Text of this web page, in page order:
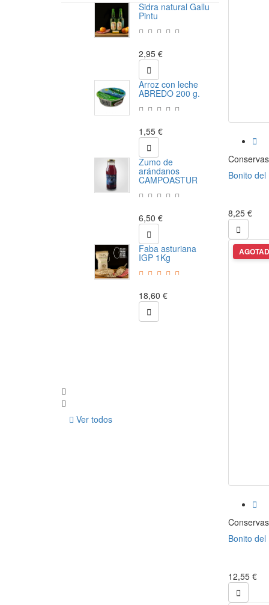
Sidra natural Gallu
Pintu
2,95 €

Arroz con leche
ABREDO 200 g.
1,55 €

Zumo de
arándanos
CAMPOASTUR
6,50 €

Faba asturiana
IGP 1Kg
18,60 €

Ver todos

Conservas
Bonito
8,25 €


Conservas
Bonito
12,55 €
